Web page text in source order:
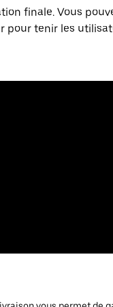
finale. Vous
pour tenir les